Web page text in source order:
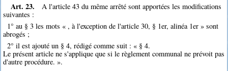
Art. 23.
A l'article 43 du même arrêté sont apportées les modifications
suivantes :
1° au § 3 les mots « , à l'exception de l'article 30, § 1er, alinéa 1er » sont
abrogés ;
2° il est ajouté un § 4, rédigé comme suit : « § 4.
Le présent article ne s'applique que si le règlement communal ne prévoit pas
d'autre procédure. ».